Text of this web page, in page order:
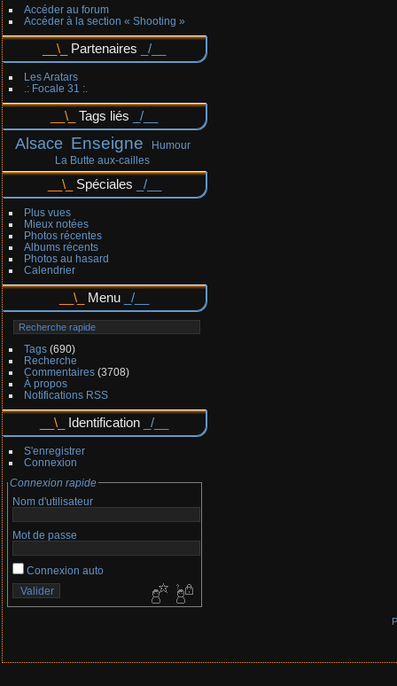
Accéder au forum
Accéder à la section « Shooting »
Partenaires
Les Aratars
.: Focale 31 :.
Tags liés
Alsace Enseigne
Humour
La Butte aux-cailles
Spéciales
Plus vues
Mieux notées
Photos récentes
Albums récents
Photos au hasard
Calendrier
Menu
Tags(690)
Recherche
Commentaires(3708)
À propos
Notifications RSS
Identification
S'enregistrer
Connexion
Connexion rapide
Nom d'utilisateur
Mot de passe
Connexion auto